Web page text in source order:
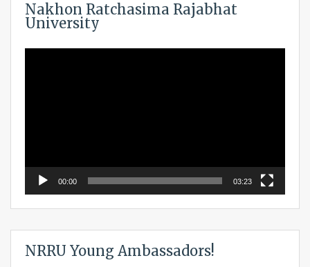
Nakhon Ratchasima Rajabhat
University
00:00 03:23
NRRU Young Ambassadors!